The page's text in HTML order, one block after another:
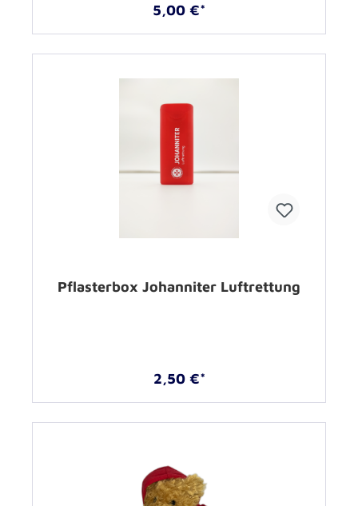
5,00 €*
Pflasterbox Johanniter Luftrettung
2,50 €*